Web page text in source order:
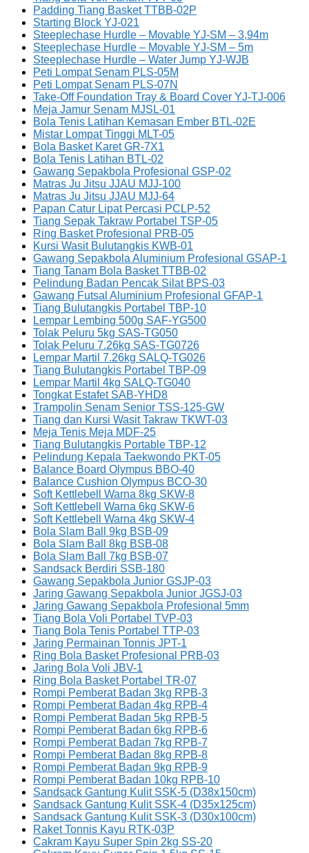
Padding Tiang Basket TTBB-02P
Starting Block YJ-021
Steeplechase Hurdle – Movable YJ-SM – 3,94m
Steeplechase Hurdle – Movable YJ-SM – 5m
Steeplechase Hurdle – Water Jump YJ-WJB
Peti Lompat Senam PLS-05M
Peti Lompat Senam PLS-07N
Take-Off Foundation Tray & Board Cover YJ-TJ-006
Meja Jamur Senam MJSL-01
Bola Tenis Latihan Kemasan Ember BTL-02E
Mistar Lompat Tinggi MLT-05
Bola Basket Karet GR-7X1
Bola Tenis Latihan BTL-02
Gawang Sepakbola Profesional GSP-02
Matras Ju Jitsu JJAU MJJ-100
Matras Ju Jitsu JJAU MJJ-64
Papan Catur Lipat Percasi PCLP-52
Tiang Sepak Takraw Portabel TSP-05
Ring Basket Profesional PRB-05
Kursi Wasit Bulutangkis KWB-01
Gawang Sepakbola Aluminium Profesional GSAP-1
Tiang Tanam Bola Basket TTBB-02
Pelindung Badan Pencak Silat BPS-03
Gawang Futsal Aluminium Profesional GFAP-1
Tiang Bulutangkis Portabel TBP-10
Lempar Lembing 500g SAF-YG500
Tolak Peluru 5kg SAS-TG050
Tolak Peluru 7.26kg SAS-TG0726
Lempar Martil 7.26kg SALQ-TG026
Tiang Bulutangkis Portabel TBP-09
Lempar Martil 4kg SALQ-TG040
Tongkat Estafet SAB-YHD8
Trampolin Senam Senior TSS-125-GW
Tiang dan Kursi Wasit Takraw TKWT-03
Meja Tenis Meja MDF-25
Tiang Bulutangkis Portable TBP-12
Pelindung Kepala Taekwondo PKT-05
Balance Board Olympus BBO-40
Balance Cushion Olympus BCO-30
Soft Kettlebell Warna 8kg SKW-8
Soft Kettlebell Warna 6kg SKW-6
Soft Kettlebell Warna 4kg SKW-4
Bola Slam Ball 9kg BSB-09
Bola Slam Ball 8kg BSB-08
Bola Slam Ball 7kg BSB-07
Sandsack Berdiri SSB-180
Gawang Sepakbola Junior GSJP-03
Jaring Gawang Sepakbola Junior JGSJ-03
Jaring Gawang Sepakbola Profesional 5mm
Tiang Bola Voli Portabel TVP-03
Tiang Bola Tenis Portabel TTP-03
Jaring Permainan Tonnis JPT-1
Ring Bola Basket Profesional PRB-03
Jaring Bola Voli JBV-1
Ring Bola Basket Portabel TR-07
Rompi Pemberat Badan 3kg RPB-3
Rompi Pemberat Badan 4kg RPB-4
Rompi Pemberat Badan 5kg RPB-5
Rompi Pemberat Badan 6kg RPB-6
Rompi Pemberat Badan 7kg RPB-7
Rompi Pemberat Badan 8kg RPB-8
Rompi Pemberat Badan 9kg RPB-9
Rompi Pemberat Badan 10kg RPB-10
Sandsack Gantung Kulit SSK-5 (D38x150cm)
Sandsack Gantung Kulit SSK-4 (D35x125cm)
Sandsack Gantung Kulit SSK-3 (D30x100cm)
Raket Tonnis Kayu RTK-03P
Cakram Kayu Super Spin 2kg SS-20